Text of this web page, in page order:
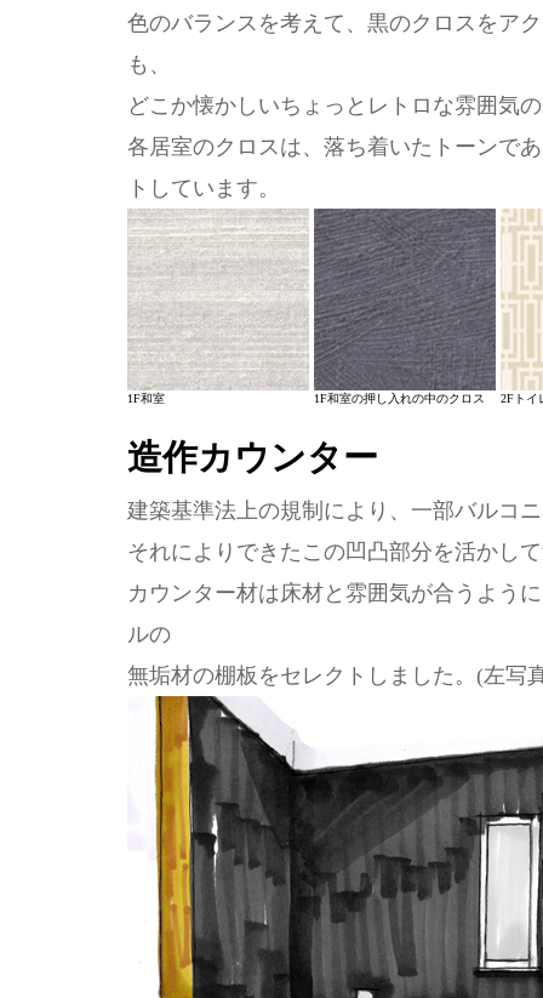
色のバランスを考えて、黒のクロスをア
も、
どこか懐かしいちょっとレトロな雰囲気
各居室のクロスは、落ち着いたトーンで
トしています。
1F和室 1F和室の押し入れの中のクロス 2Fトイ
造作カウンター
建築基準法上の規制により、一部バルコ
それによりできたこの凹凸部分を活かし
カウンター材は床材と雰囲気が合うよう
ルの
無垢材の棚板をセレクトしました。(左写